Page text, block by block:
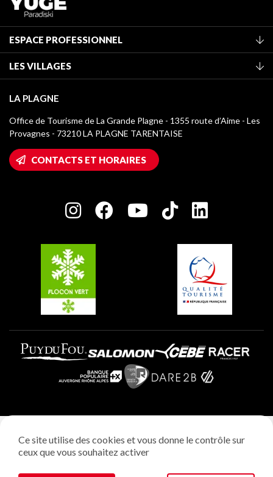
ESPACE PROFESSIONNEL
Classement des meublés
Taxe de séjour
Médiathèque
Logos La Plagne
Accès Wifi
Maison des Propriétaires
Charte des Acteurs Engagés
LES VILLAGES
Montchavin - Les Coches
Champagny-en-Vanoise
Plagne 1800
Plagne Villages
Plagne Aime 2000
LA PLAGNE
Office de Tourisme de La Grande Plagne - 1355 route d’Aime - Les
Provagnes - 73210 LA PLAGNE TARENTAISE
CONTACTS ET HORAIRES
Ce site utilise des cookies et vous donne le contrôle sur
ceux que vous souhaitez activer